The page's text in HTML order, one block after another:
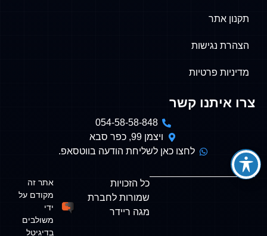
תקנון אתר
הצהרת נגישות
מדיניות פרטיות
צרו איתנו קשר
054-58-58-848
ויצמן 99, כפר סבא
לחצו כאן לשליחת הודעה בווטסאפ.
כל הזכויות
שמורות לחברת
מגה ריידר
אתר זה
מקודם על
ידי
משולבים
בדיגיטל